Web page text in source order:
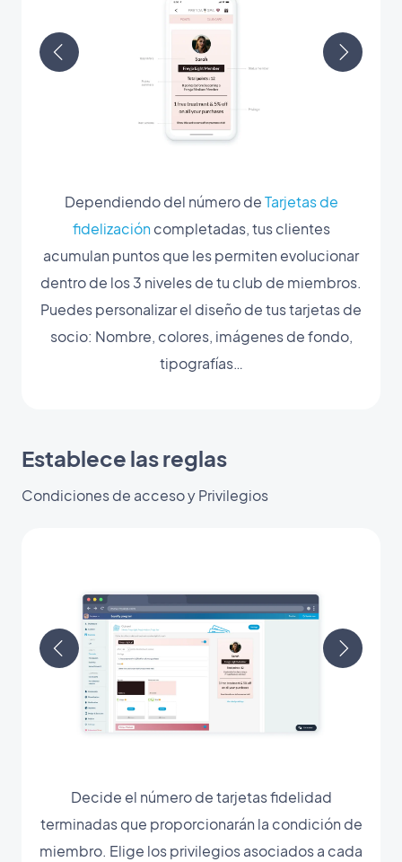
Dependiendo del número deTarjetas de
fidelizacióncompletadas, tus clientes
acumulan puntos que les permiten evolucionar
dentro de los 3 niveles de tu club de miembros.
Puedes personalizar el diseño de tus tarjetas de
socio: Nombre, colores, imágenes de fondo,
tipografías…
Establece las reglas
Condiciones de acceso y Privilegios
Decide el número de tarjetas fidelidad
terminadas que proporcionarán la condición de
miembro. Elige los privilegios asociados a cada